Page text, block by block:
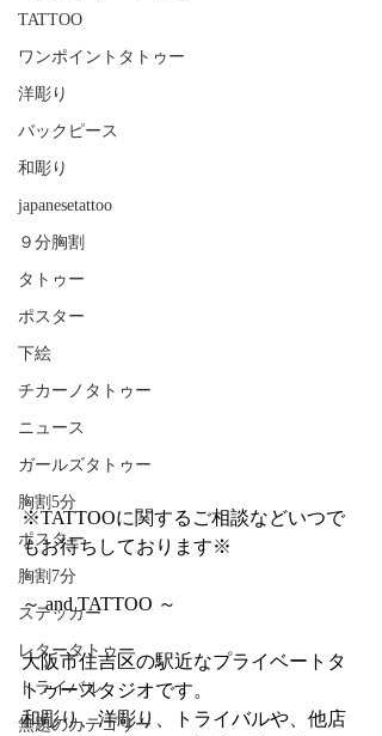
TATTOO
ワンポイントタトゥー
洋彫り
バックピース
和彫り
japanesetattoo
９分胸割
タトゥー
ポスター
下絵
チカーノタトゥー
ニュース
ガールズタトゥー
胸割5分
ポスター
胸割7分
ステッカー
レタータトゥー
トライバル
無題のカテゴリー
※TATTOOに関するご相談などいつで
もお待ちしております※
～ and TATTOO ～
大阪市住吉区の駅近なプライベートタ
トゥースタジオです。
和彫り、洋彫り、トライバルや、他店